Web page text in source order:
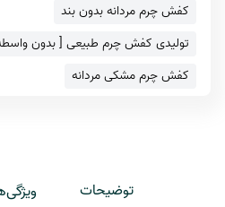
کفش چرم مردانه بدون بند
تولیدی کفش چرم طبیعی [ بدون
کفش چرم مشکی مردانه
توضیحات